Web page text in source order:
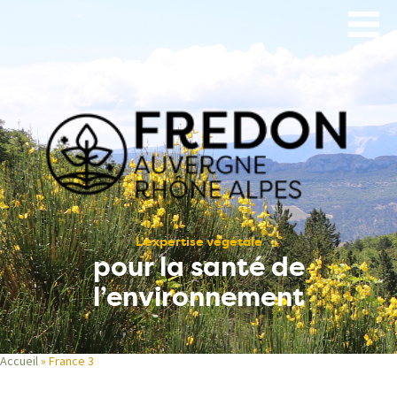
L’expertise végétale
pour la santé de
l’environnement
Accueil France 3